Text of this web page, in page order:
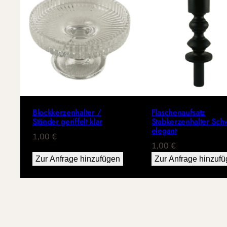
Blockkerzenhalter /
Ständer geriffelt klar
1,00 €
Zur Anfrage hinzufügen
Flaschenaufsatz
Stabkerzenhalter
elegant
1,00 €
Zur Anfrage